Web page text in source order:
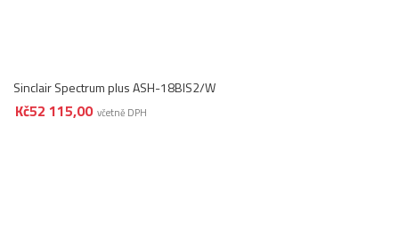
Sinclair Spectrum plus ASH-18BIS2/W
Kč52 115,00 včetně DPH